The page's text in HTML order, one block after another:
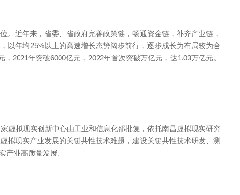
近年来，省委、省政府完善政策链，畅通资金链，补齐产业链，
以年均25%以上的高速增长态势阔步前行，逐步成长为布局较为合
2021年突破6000亿元，2022年首次突破万亿元，达1.03万亿元。
拟现实创新中心由工业和信息化部批复，依托南昌虚拟现实研究
拟现实产业发展的关键共性技术难题，建设关键共性技术研发、测
产业高质量发展。